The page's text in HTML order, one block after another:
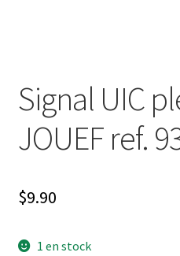
Signal UIC
JOUEF ref.
$9.90
1 en stock